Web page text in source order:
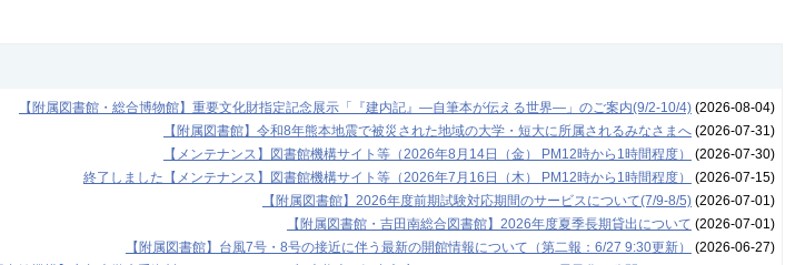
【附属図書館・総合博物館】重要文化財指定記念展示「『建内記』―自筆本が伝える世界―」のご案内(9/2-10/4)(2026-08-04)
【附属図書館】令和8年熊本地震で被災された地域の大学・短大に所属されるみなさまへ(2026-07-31)
【メンテナンス】図書館機構サイト等（2026年8月14日（金） PM12時から1時間程度）
(2026-07-30)
終了しました【メンテナンス】図書館機構サイト等（2026年7月16日（木） PM12時から1時間程度）
(2026-07-15)
【附属図書館】2026年度前期試験対応期間のサービスについて(7/9-8/5)(2026-07-01)
【附属図書館・吉田南総合図書館】2026年度夏季長期貸出について (2026-07-01)
【附属図書館】台風7号・8号の接近に伴う最新の開館情報について（第二報：6/27 9:30更新）
(2026-06-27)